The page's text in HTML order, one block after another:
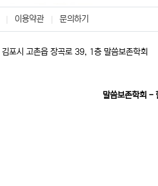
이용약관 문의하기
김포시 고촌읍 장곡로 39, 1층 말씀보존학회
말씀보존학회 -